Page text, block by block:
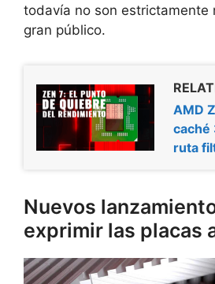
todavía no son estrictamente
gran público.
AMD
caché
ruta
Nuevos
exprimir las placas